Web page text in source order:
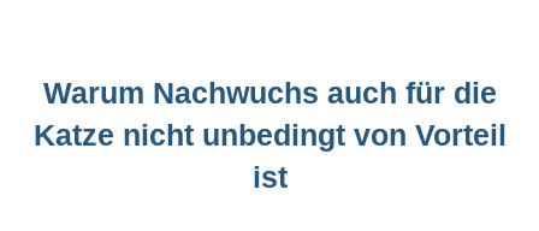
Warum Nachwuchs auch für die
Katze nicht unbedingt von Vorteil
ist